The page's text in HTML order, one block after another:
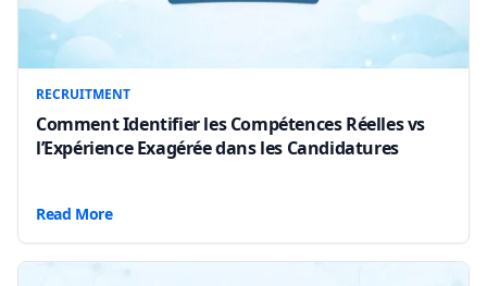
RECRUITMENT
Comment Identifier les Compétences Réelles vs
l’Expérience Exagérée dans les Candidatures
Read More